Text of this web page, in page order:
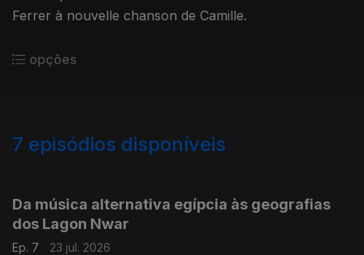
Ferrer à nouvelle chanson de Camille.
opções
7 episódios disponíveis
Da música alternativa egípcia às geografias
dos Lagon Nwar
Ep. 7 23 jul. 2026